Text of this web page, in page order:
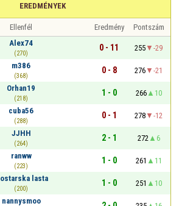
EREDMÉNYEK
Ellenfél Eredmény
Pontszám
Alex74
(270)
0 - 11 255
-29
m386
(368)
0 - 8 276
-21
Orhan19
(218)
1 - 0 266
10
cuba56
(288)
0 - 1 278
-12
JJHH
(264)
2 - 1 272
6
ranww
(223)
1 - 0 261
11
lasta
(200)
1 - 0 251
10
nannysmoo